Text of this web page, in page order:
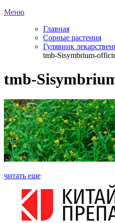
Меню
Главная
Сорные растения
Гулявник
tmb-Sisymbrium-
tmb-
читать еще